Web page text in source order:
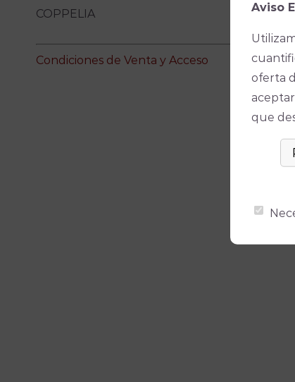
COPPELIA
Condiciones de Venta y Acceso
Aviso
oferta
que